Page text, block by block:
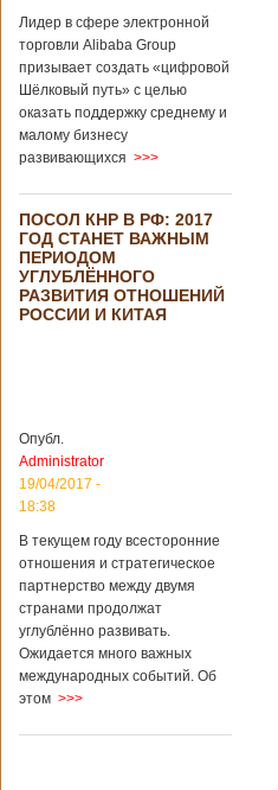
199,3 миллиарда
евро. Как
свидетельствуют
опубликованные
году размер
импорта из Китая
Подробнее...
21/02/2019 - 22:30
Китай и Россия
собираются
разрабатывать
тяжелый
вертолет
планируется
подписание
контракта на
разработку
вертолета. Такое
заявление сделала
региональной
политике и
международному
сотрудничеству
государственной
корпорации
Кладов
Лидер в сфере электронной
торговли Alibaba Group
призывает создать «цифровой
Шёлковый путь» с целью
оказать поддержку среднему и
малому бизнесу
развивающихся >>>
ПОСОЛ КНР В РФ: 2017
ГОД СТАНЕТ ВАЖНЫМ
ПЕРИОДОМ
УГЛУБЛЁННОГО
РАЗВИТИЯ ОТНОШЕНИЙ
РОССИИ И КИТАЯ
Опубл.
Administrator
19/04/2017 -
18:38
В текущем году всесторонние
отношения и стратегическое
партнерство между двумя
странами продолжат
углублённо развивать.
Ожидается много важных
международных событий. Об
этом >>>